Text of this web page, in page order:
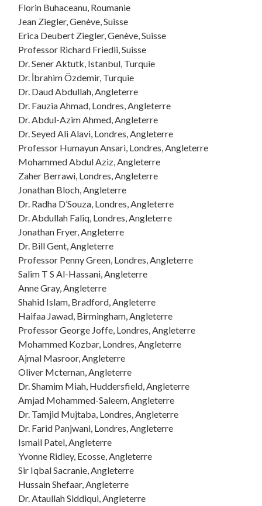
Florin Buhaceanu, Roumanie
Jean Ziegler, Genève, Suisse
Erica Deubert Ziegler, Genève, Suisse
Professor Richard Friedli, Suisse
Dr. Sener Aktutk, Istanbul, Turquie
Dr. İbrahim Özdemir, Turquie
Dr. Daud Abdullah, Angleterre
Dr. Fauzia Ahmad, Londres, Angleterre
Dr. Abdul-Azim Ahmed, Angleterre
Dr. Seyed Ali Alavi, Londres, Angleterre
Professor Humayun Ansari, Londres, Angleterre
Mohammed Abdul Aziz, Angleterre
Zaher Berrawi, Londres, Angleterre
Jonathan Bloch, Angleterre
Dr. Radha D’Souza, Londres, Angleterre
Dr. Abdullah Faliq, Londres, Angleterre
Jonathan Fryer, Angleterre
Dr. Bill Gent, Angleterre
Professor Penny Green, Londres, Angleterre
Salim T S Al-Hassani, Angleterre
Anne Gray, Angleterre
Shahid Islam, Bradford, Angleterre
Haifaa Jawad, Birmingham, Angleterre
Professor George Joffe, Londres, Angleterre
Mohammed Kozbar, Londres, Angleterre
Ajmal Masroor, Angleterre
Oliver Mcternan, Angleterre
Dr. Shamim Miah, Huddersfield, Angleterre
Amjad Mohammed-Saleem, Angleterre
Dr. Tamjid Mujtaba, Londres, Angleterre
Dr. Farid Panjwani, Londres, Angleterre
Ismail Patel, Angleterre
Yvonne Ridley, Ecosse, Angleterre
Sir Iqbal Sacranie, Angleterre
Hussain Shefaar, Angleterre
Dr. Ataullah Siddiqui, Angleterre